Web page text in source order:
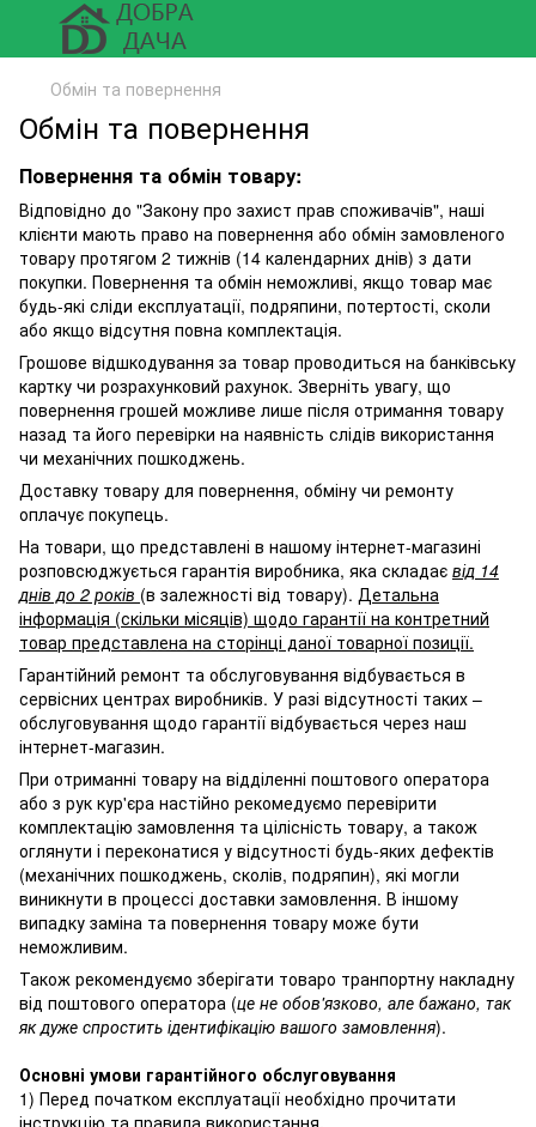
Обмін та повернення
Обмін та повернення
Повернення та обмін товару:
Відповідно до "Закону про захист прав споживачів", наші
клієнти мають право на повернення або обмін замовленого
товару протягом 2 тижнів (14 календарних днів) з дати
покупки. Повернення та обмін неможливі, якщо товар має
будь-які сліди експлуатації, подряпини, потертості, сколи
або якщо відсутня повна комплектація.
Грошове відшкодування за товар проводиться на банківську
картку чи розрахунковий рахунок. Зверніть увагу, що
повернення грошей можливе лише після отримання товару
назад та його перевірки на наявність слідів використання
чи механічних пошкоджень.
Доставку товару для повернення, обміну чи ремонту
оплачує покупець.
На товари, що представлені в нашому інтернет-магазині
розповсюджується гарантія виробника, яка складає від 14
днів до 2 років (в залежності від товару). Детальна
інформація (скільки місяців) щодо гарантії на контретний
товар представлена на сторінці даної товарної позиції.
Гарантійний ремонт та обслуговування відбувається в
сервісних центрах виробників. У разі відсутності таких –
обслуговування щодо гарантії відбувається через наш
інтернет-магазин.
При отриманні товару на відділенні поштового оператора
або з рук кур'єра настійно рекомедуємо перевірити
комплектацію замовлення та цілісність товару, а також
оглянути і переконатися у відсутності будь-яких дефектів
(механічних пошкоджень, сколів, подряпин), які могли
виникнути в процессі доставки замовлення. В іншому
випадку заміна та повернення товару може бути
неможливим.
Також рекомендуємо зберігати товаро транпортну накладну
від поштового оператора (це не обов'язково, але бажано, так
як дуже спростить ідентифікацію вашого замовлення).
Основні умови гарантійного обслуговування
1) Перед початком експлуатації необхідно прочитати
інструкцію та правила використання.